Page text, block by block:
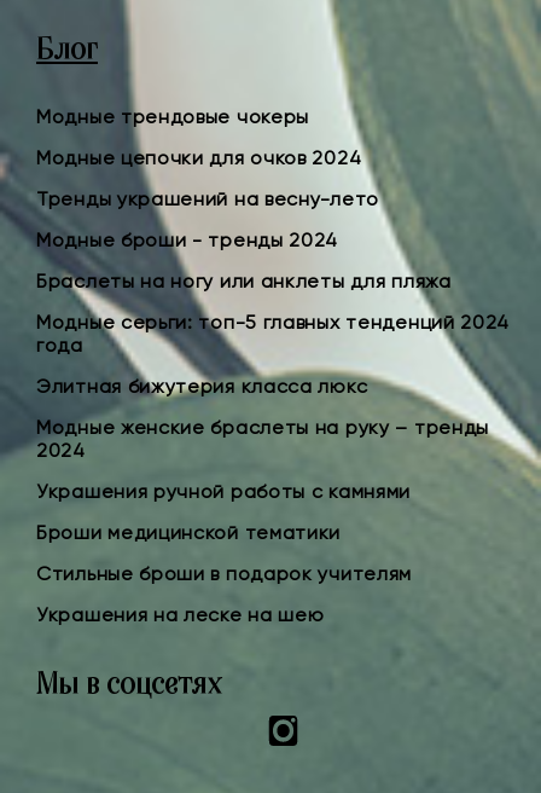
Блог
Модные трендовые чокеры
Модные цепочки для очков 2024
Тренды украшений на весну-лето
Модные броши - тренды 2024
Браслеты на ногу или анклеты для пляжа
Модные серьги: топ-5 главных тенденций 2024
года
Элитная бижутерия класса люкс
Модные женские браслеты на руку – тренды
2024
Украшения ручной работы с камнями
Броши медицинской тематики
Стильные броши в подарок учителям
Украшения на леске на шею
Мы в соцсетях
Instagram